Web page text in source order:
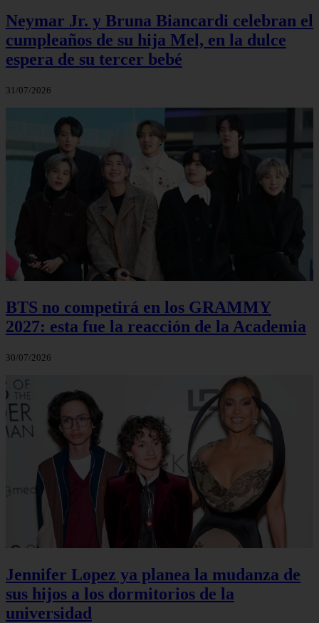
Neymar Jr. y Bruna Biancardi celebran el
cumpleaños de su hija Mel, en la dulce
espera de su tercer bebé
31/07/2026
BTS no competirá en los GRAMMY
2027: esta fue la reacción de la Academia
30/07/2026
Jennifer Lopez ya planea la mudanza de
sus hijos a los dormitorios de la
universidad